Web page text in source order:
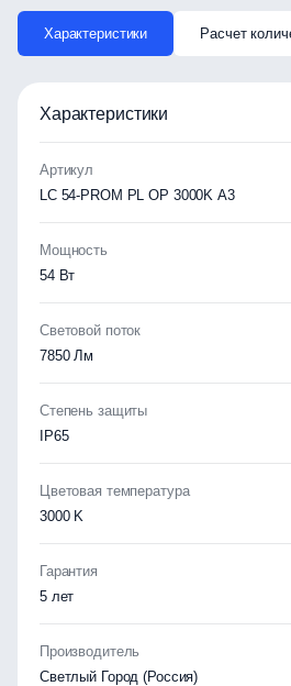
Характеристики Расчет
Характеристики
Артикул
LC 54-PROM PL OP 3000K A3
Мощность
54 Вт
Световой поток
7850 Лм
Степень защиты
IP65
Цветовая температура
3000 K
Гарантия
5 лет
Производитель
Светлый Город (Россия)